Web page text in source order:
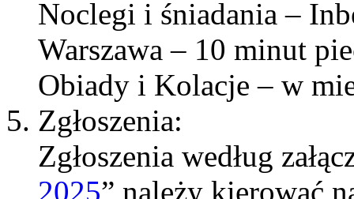
Noclegi i śniadania –
Warszawa – 10 minut
Obiady i Kolacje – w
Zgłoszenia:
Zgłoszenia według
2025” należy kierować